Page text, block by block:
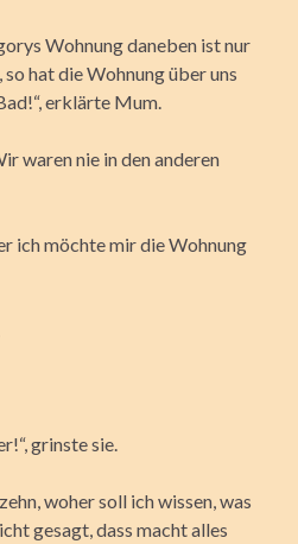
Wohnung daneben ist nur
hat die Wohnung über uns
erklärte Mum.
waren nie in den anderen
ich möchte mir die Wohnung
grinste sie.
woher soll ich wissen, was
gesagt, dass macht alles